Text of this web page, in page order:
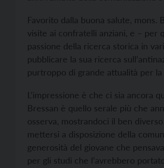
Favorito dalla buona salute, mons.
visite ai confratelli anziani, e – per
passione della ricerca storica in
pubblicare la sua ricerca
purtroppo di grande attualità per
L’impressione è che ci sia ancora
Bressan è quello serale più che
osserva, mostrandoci il ben
mettersi a disposizione della
generosità del giovane che
per gli studi che l’avrebbero